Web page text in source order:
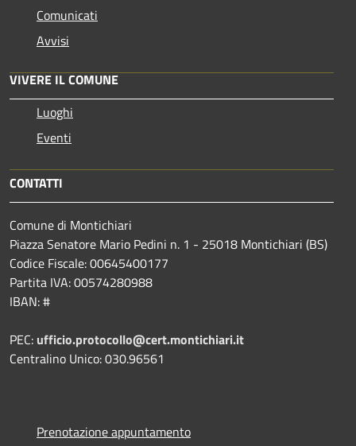
Comunicati
Avvisi
VIVERE IL COMUNE
Luoghi
Eventi
CONTATTI
Comune di Montichiari
Piazza Senatore Mario Pedini n. 1 - 25018 Montichiari (BS)
Codice Fiscale: 00645400177
Partita IVA: 00574280988
IBAN: #
PEC: ufficio.protocollo@cert.montichiari.it
Centralino Unico: 030.96561
Prenotazione appuntamento